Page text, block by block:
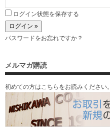
ログイン状態を保存する
パスワードをお忘れですか？
メルマガ購読
初めての方はこちらをお読みください。